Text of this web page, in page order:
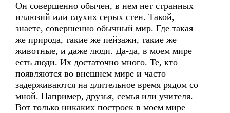
Он совершенно обычен, в нем нет странных
иллюзий или глухих серых стен. Такой,
знаете, совершенно обычный мир. Где такая
же природа, такие же пейзажи, такие же
животные, и даже люди. Да-да, в моем мире
есть люди. Их достаточно много. Те, кто
появляются во внешнем мире и часто
задерживаются на длительное время рядом со
мной. Например, друзья, семья или учителя.
Вот только никаких построек в моем мире